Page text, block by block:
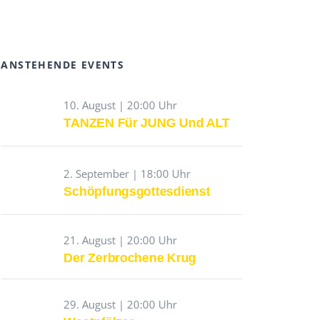
ANSTEHENDE EVENTS
10. August | 20:00 Uhr
TANZEN Für JUNG Und ALT
2. September | 18:00 Uhr
Schöpfungsgottesdienst
21. August | 20:00 Uhr
Der Zerbrochene Krug
29. August | 20:00 Uhr